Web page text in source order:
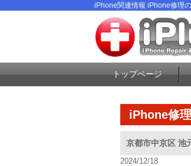
iPhone関連情報 iPhone修理
トップページ
iPhone修
京都市中京区 池
2024/12/18